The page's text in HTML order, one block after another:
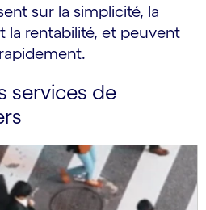
sur la simplicité, la
la rentabilité, et peuvent
services de